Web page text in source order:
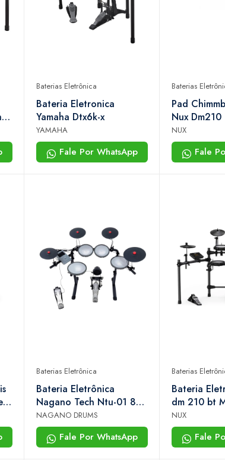
Baterias Eletrônica
Bateria Eletronica
Yamaha Dtx6k-x
YAMAHA
Fale Por WhatsApp
Baterias
Pad
Nux Dm210
NUX
Fale
Baterias Eletrônica
Bateria Eletrônica
Nagano Tech Ntu-01 8
Pads Com Cruso Grátis
NAGANO DRUMS
Fale Por WhatsApp
Baterias
Bateria
dm 210 bt
Com Banco
NUX
Fale